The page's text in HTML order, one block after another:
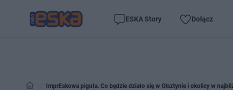
ESKA Story Dołącz
ImprEskowa piguła. Co będzie działo się w Olsztynie i okolicy w